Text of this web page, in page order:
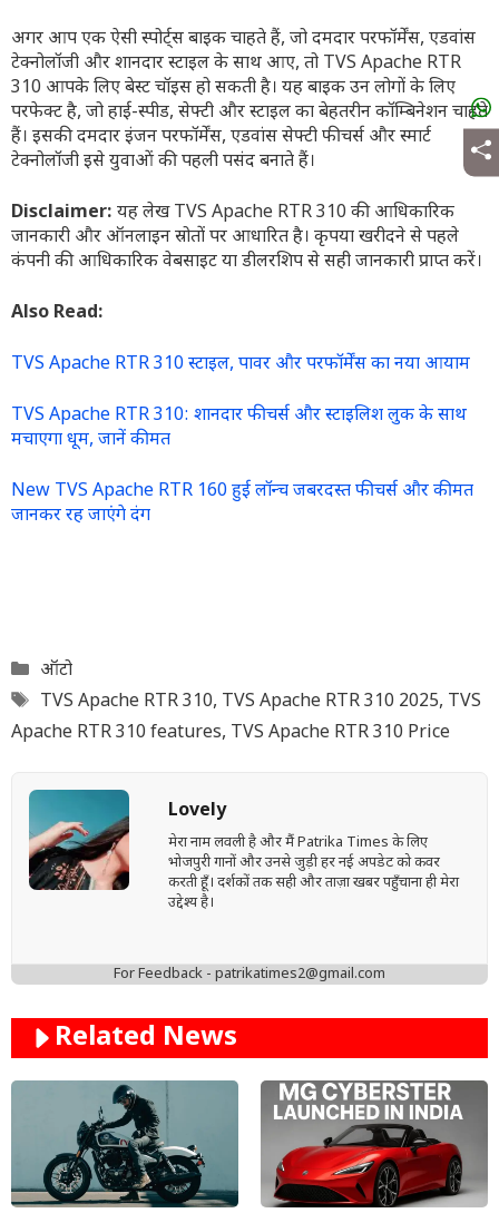
अगर आप एक ऐसी स्पोर्ट्स बाइक चाहते हैं, जो दमदार परफॉर्मेंस, एडवांस
टेक्नोलॉजी और शानदार स्टाइल के साथ आए, तो TVS Apache RTR
310 आपके लिए बेस्ट चॉइस हो सकती है। यह बाइक उन लोगों के लिए
परफेक्ट है, जो हाई-स्पीड, सेफ्टी और स्टाइल का बेहतरीन कॉम्बिनेशन चाहते
हैं। इसकी दमदार इंजन परफॉर्मेंस, एडवांस सेफ्टी फीचर्स और स्मार्ट
टेक्नोलॉजी इसे युवाओं की पहली पसंद बनाते हैं।
Disclaimer: यह लेख TVS Apache RTR 310 की आधिकारिक
जानकारी और ऑनलाइन स्रोतों पर आधारित है। कृपया खरीदने से पहले
कंपनी की आधिकारिक वेबसाइट या डीलरशिप से सही जानकारी प्राप्त करें।
Also Read:
TVS Apache RTR 310 स्टाइल, पावर और परफॉर्मेंस का नया आयाम
TVS Apache RTR 310: शानदार फीचर्स और स्टाइलिश लुक के साथ
मचाएगा धूम, जानें कीमत
New TVS Apache RTR 160 हुई लॉन्च जबरदस्त फीचर्स और कीमत
जानकर रह जाएंगे दंग
Categories
ऑटो
Tags
TVS Apache RTR 310, TVS Apache RTR 310 2025, TVS
Apache RTR 310 features, TVS Apache RTR 310 Price
Lovely
मेरा नाम लवली है और मैं Patrika Times के लिए
भोजपुरी गानों और उनसे जुड़ी हर नई अपडेट को कवर
करती हूँ। दर्शकों तक सही और ताज़ा खबर पहुँचाना ही मेरा
उद्देश्य है।
For Feedback - patrikatimes2@gmail.com
Related News